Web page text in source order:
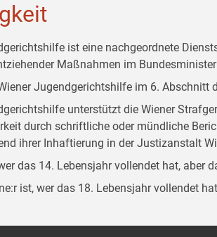
ist eine nachgeordnete
Maßnahmen im
Jugendgerichtshilfe im 6. Abschnitt
unterstützt die Wiener
durch schriftliche oder mündliche
ihrer Inhaftierung in der Justizanstalt
das 14. Lebensjahr vollendet hat, aber
ist, wer das 18. Lebensjahr vollendet